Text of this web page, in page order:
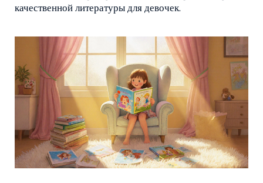
качественной литературы для девочек.